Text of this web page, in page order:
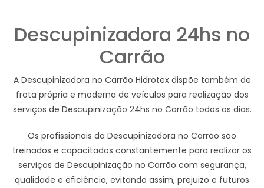
Descupinizadora 24hs no
Carrão
A Descupinizadora no Carrão Hidrotex dispõe também de
frota própria e moderna de veículos para realização dos
serviços de Descupinização 24hs no Carrão todos os dias.
Os profissionais da Descupinizadora no Carrão são
treinados e capacitados constantemente para realizar os
serviços de Descupinização no Carrão com segurança,
qualidade e eficiência, evitando assim, prejuizo e futuros